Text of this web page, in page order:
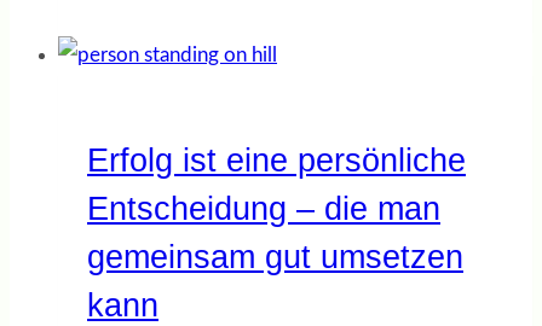
Erfolg ist eine persönliche
Entscheidung – die man
gemeinsam gut umsetzen
kann